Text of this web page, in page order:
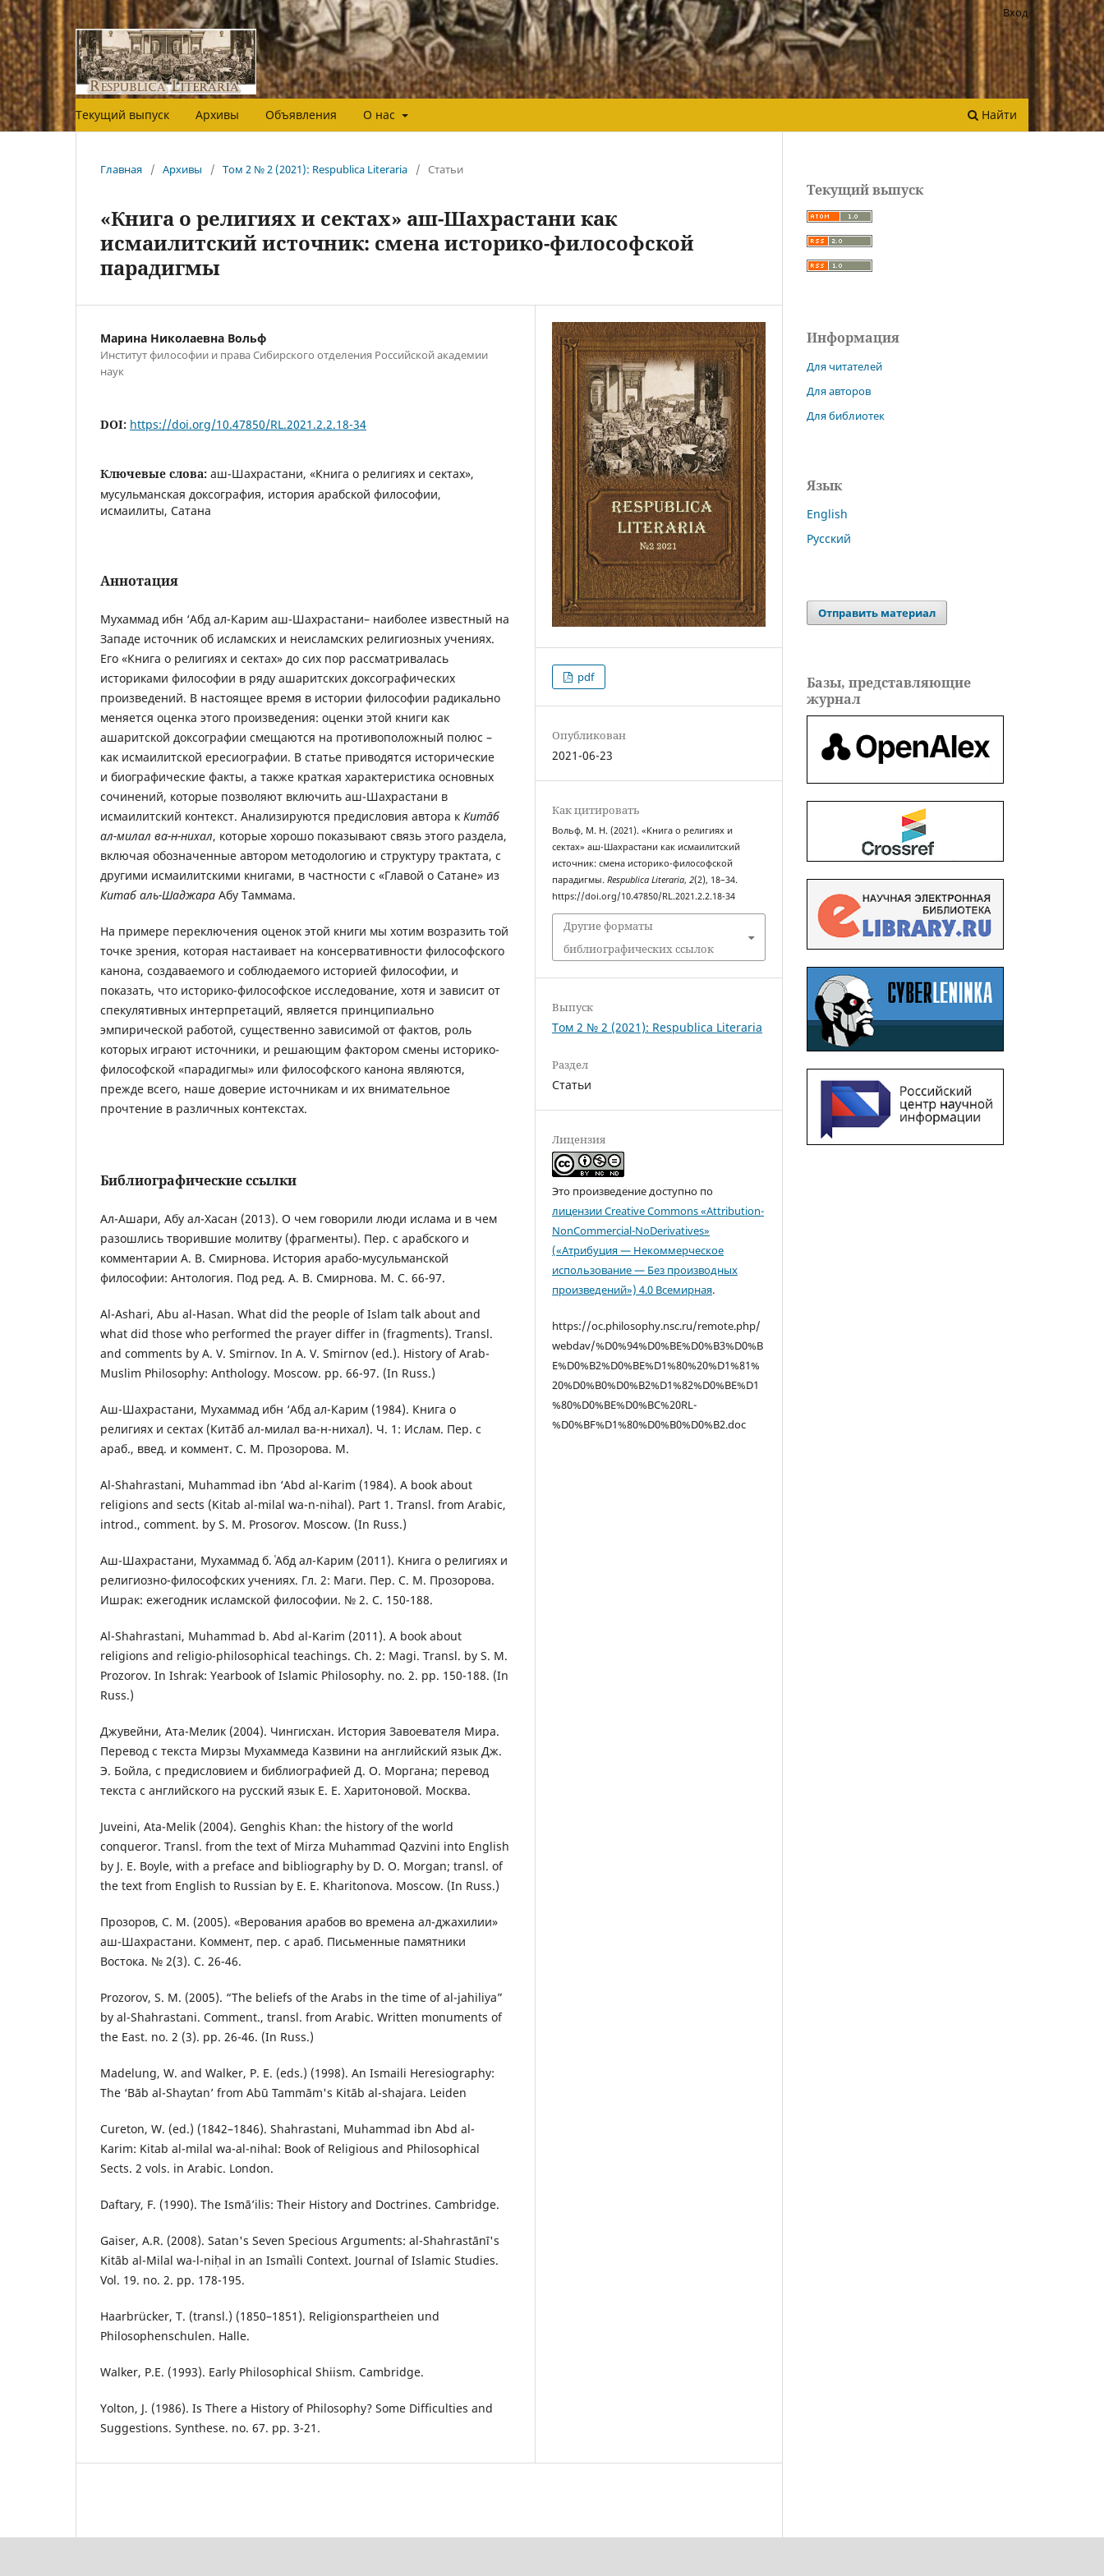
Текущий выпуск Архивы Объявления О нас Найти
Вход
Главная / Архивы / Том 2 № 2 (2021): Respublica Literaria / Статьи
«Книга о религиях и сектах» аш-Шахрастани как
исмаилитский источник: смена историко-философской
парадигмы
Марина Николаевна Вольф
Институт философии и права Сибирского отделения Российской академии
наук
DOI: https://doi.org/10.47850/RL.2021.2.2.18-34
Ключевые слова: аш-Шахрастани, «Книга о религиях и сектах»,
мусульманская доксография, история арабской философии,
исмаилиты, Сатана
Аннотация
Мухаммад ибн ‘Абд ал-Карим аш-Шахрастани– наиболее известный на
Западе источник об исламских и неисламских религиозных учениях.
Его «Книга о религиях и сектах» до сих пор рассматривалась
историками философии в ряду ашаритских доксографических
произведений. В настоящее время в истории философии радикально
меняется оценка этого произведения: оценки этой книги как
ашаритской доксографии смещаются на противоположный полюс –
как исмаилитской ересиографии. В статье приводятся исторические
и биографические факты, а также краткая характеристика основных
сочинений, которые позволяют включить аш-Шахрастани в
исмаилитский контекст. Анализируются предисловия автора к Китāб
ал-милал ва-н-ниxал, которые хорошо показывают связь этого раздела,
включая обозначенные автором методологию и структуру трактата, с
другими исмаилитскими книгами, в частности с «Главой о Сатане» из
Китаб аль-Шаджара Абу Таммама.
На примере переключения оценок этой книги мы хотим возразить той
точке зрения, которая настаивает на консервативности философского
канона, создаваемого и соблюдаемого историей философии, и
показать, что историко-философское исследование, хотя и зависит от
спекулятивных интерпретаций, является принципиально
эмпирической работой, существенно зависимой от фактов, роль
которых играют источники, и решающим фактором смены историко-
философской «парадигмы» или философского канона являются,
прежде всего, наше доверие источникам и их внимательное
прочтение в различных контекстах.
Библиографические ссылки
Ал-Ашари, Абу ал-Хасан (2013). О чем говорили люди ислама и в чем
разошлись творившие молитву (фрагменты). Пер. с арабского и
комментарии А. В. Смирнова. История арабо-мусульманской
философии: Антология. Под ред. A. B. Смирнова. М. С. 66-97.
Al-Ashari, Abu al-Hasan. What did the people of Islam talk about and
what did those who performed the prayer differ in (fragments). Transl.
and comments by A. V. Smirnov. In A. V. Smirnov (ed.). History of Arab-
Muslim Philosophy: Anthology. Moscow. pp. 66-97. (In Russ.)
Аш-Шахрастани, Мухаммад ибн ‘Абд ал-Карим (1984). Книга о
религиях и сектах (Китāб ал-милал ва-н-ниxал). Ч. 1: Ислам. Пер. с
араб., введ. и коммент. С. М. Прозорова. М.
Al-Shahrastani, Muhammad ibn ‘Abd al-Karim (1984). A book about
religions and sects (Kitab al-milal wa-n-nihal). Part 1. Transl. from Arabiс,
introd., comment. by S. M. Prosorov. Moscow. (In Russ.)
Аш-Шахрастани, Мухаммад б. ʿАбд ал-Карим (2011). Книга о религиях и
религиозно-философских учениях. Гл. 2: Маги. Пер. С. М. Прозорова.
Ишрак: ежегодник исламской философии. № 2. C. 150-188.
Al-Shahrastani, Muhammad b. Abd al-Karim (2011). A book about
religions and religio-philosophical teachings. Ch. 2: Magi. Transl. by S. M.
Prozorov. In Ishrak: Yearbook of Islamic Philosophy. no. 2. pp. 150-188. (In
Russ.)
Джувейни, Ата-Мелик (2004). Чингисхан. История Завоевателя Мира.
Перевод с текста Мирзы Мухаммеда Казвини на английский язык Дж.
Э. Бойла, с предисловием и библиографией Д. О. Моргана; перевод
текста с английского на русский язык Е. Е. Харитоновой. Москва.
Juveini, Ata-Melik (2004). Genghis Khan: the history of the world
conqueror. Transl. from the text of Mirza Muhammad Qazvini into English
by J. E. Boyle, with a preface and bibliography by D. O. Morgan; transl. of
the text from English to Russian by E. E. Kharitonova. Moscow. (In Russ.)
Прозоров, С. М. (2005). «Верования арабов во времена ал-джахилии»
аш-Шахрастани. Коммент, пер. с араб. Письменные памятники
Востока. № 2(3). С. 26-46.
Prozorov, S. M. (2005). “The beliefs of the Arabs in the time of al-jahiliya”
by al-Shahrastani. Comment., transl. from Arabic. Written monuments of
the East. no. 2 (3). pp. 26-46. (In Russ.)
Madelung, W. and Walker, P. E. (eds.) (1998). An Ismaili Heresiography:
The ‘Bāb al-Shaytan’ from Abū Tammām's Kitāb al-shajara. Leiden
Cureton, W. (ed.) (1842–1846). Shahrastani, Muhammad ibn ´Abd al-
Karim: Kitab al-milal wa-al-nihal: Book of Religious and Philosophical
Sects. 2 vols. in Arabic. London.
Daftary, F. (1990). The Ismā’ilis: Their History and Doctrines. Cambridge.
Gaiser, A.R. (2008). Satan's Seven Specious Arguments: al-Shahrastānī's
Kitāb al-Milal wa-l-niḥal in an Ismaʿili Context. Journal of Islamic Studies.
Vol. 19. no. 2. pp. 178-195.
Haarbrücker, T. (transl.) (1850–1851). Religionspartheien und
Philosophenschulen. Halle.
Walker, P.E. (1993). Early Philosophical Shiism. Cambridge.
Yolton, J. (1986). Is There a History of Philosophy? Some Difficulties and
Suggestions. Synthese. no. 67. pp. 3-21.
pdf
Опубликован
2021-06-23
Как цитировать
Вольф, М. Н. (2021). «Книга о религиях и
сектах» аш-Шахрастани как исмаилитский
источник: смена историко-философской
парадигмы.Respublica Literaria,2(2), 18–34.
https://doi.org/10.47850/RL.2021.2.2.18-34
Другие форматы
библиографических ссылок
Выпуск
Том 2 № 2 (2021): Respublica Literaria
Раздел
Статьи
Лицензия
Это произведение доступно по
лицензии Creative Commons «Attribution-
NonCommercial-NoDerivatives»
(«Атрибуция — Некоммерческое
использование — Без производных
произведений») 4.0 Всемирная.
https://oc.philosophy.nsc.ru/remote.php/
webdav/%D0%94%D0%BE%D0%B3%D0%B
E%D0%B2%D0%BE%D1%80%20%D1%81%
20%D0%B0%D0%B2%D1%82%D0%BE%D1
%80%D0%BE%D0%BC%20RL-
%D0%BF%D1%80%D0%B0%D0%B2.doc
Текущий выпуск
Информация
Для читателей
Для авторов
Для библиотек
Язык
English
Русский
Отправить материал
Базы, представляющие
журнал